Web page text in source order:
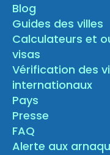
Blog
Guides des villes
Calculateurs et
visas
Vérification des
internationaux
Pays
Presse
FAQ
Alerte aux